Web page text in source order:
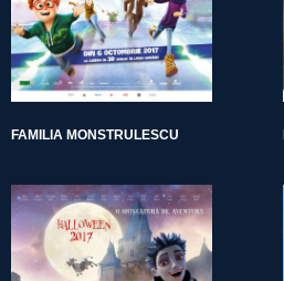
FAMILIA MONSTRULESCU